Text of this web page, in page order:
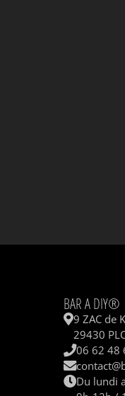
BAR A DIY®
9 ZAC de
29430
06 62 48
Du lundi